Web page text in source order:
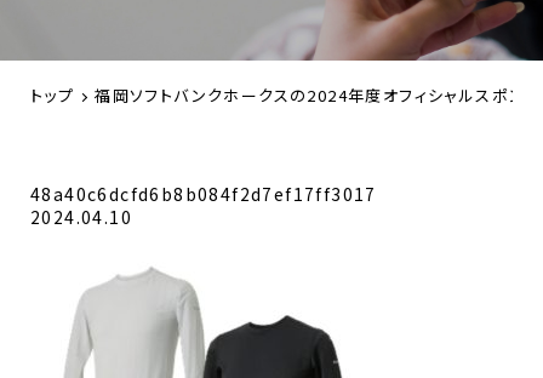
トップ 福岡ソフトバンクホークスの2024年度オフィシャルスポンサ
48a40c6dcfd6b8b084f2d7ef17ff3017
2024.04.10